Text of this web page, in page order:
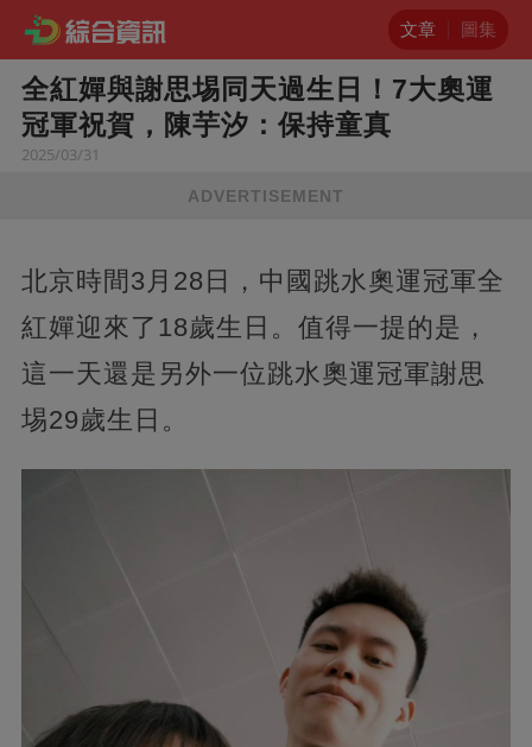
文章 圖集
全紅嬋與謝思埸同天過生日！7大奧運
冠軍祝賀，陳芋汐：保持童真
2025/03/31
ADVERTISEMENT
北京時間3月28日，中國跳水奧運冠軍全
紅嬋迎來了18歲生日。值得一提的是，
這一天還是另外一位跳水奧運冠軍謝思
埸29歲生日。